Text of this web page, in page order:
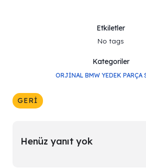
Etkiletler
No tags
Kategoriler
ORJINAL BMW YEDEK PARÇA
GERI
Henüz yanıt yok